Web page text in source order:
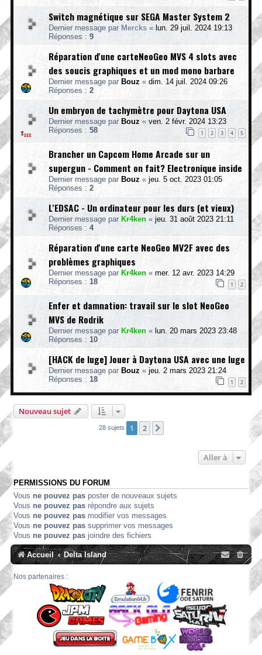
Switch magnétique sur SEGA Master System 2
Dernier message par Mercks « lun. 29 juil. 2024 19:13
Réponses : 9
Réparation d'une carteNeoGeo MVS 4 slots avec
des soucis graphiques et un mod mono barbare
Dernier message par Bouz « dim. 14 juil. 2024 09:26
Réponses : 2
Un embryon de tachymètre pour Daytona USA
Dernier message par Bouz « ven. 2 févr. 2024 13:23
Réponses : 58 1 2 3 4 5
Brancher un Capcom Home Arcade sur un
supergun - Comment on fait? Electronique inside
Dernier message par Bouz « jeu. 5 oct. 2023 01:05
Réponses : 2
L'EDSAC - Un ordinateur pour les durs (et vieux)
Dernier message par Kr4ken « jeu. 31 août 2023 21:11
Réponses : 4
Réparation d'une carte NeoGeo MV2F avec des
problèmes graphiques
Dernier message par Kr4ken « mer. 12 avr. 2023 14:29
Réponses : 18 1 2
Enfer et damnation: travail sur le slot NeoGeo
MVS de Rodrik
Dernier message par Kr4ken « lun. 20 mars 2023 23:48
Réponses : 10
[HACK de luge] Jouer à Daytona USA avec une luge
Dernier message par Bouz « jeu. 2 mars 2023 21:24
Réponses : 18 1 2
Nouveau sujet
28 sujets 1 2
Aller à
PERMISSIONS DU FORUM
Vous ne pouvez pas poster de nouveaux sujets
Vous ne pouvez pas répondre aux sujets
Vous ne pouvez pas modifier vos messages
Vous ne pouvez pas supprimer vos messages
Vous ne pouvez pas joindre des fichiers
Accueil Delta Island
Nos partenaires :